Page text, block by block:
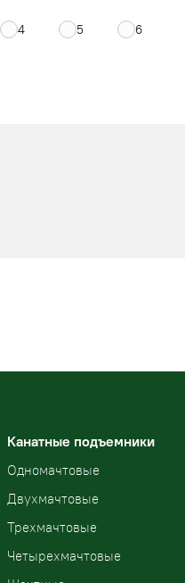
4 5 6
Канатные подъемники
Одномачтовые
Двухмачтовые
Трехмачтовые
Четырехмачтовые